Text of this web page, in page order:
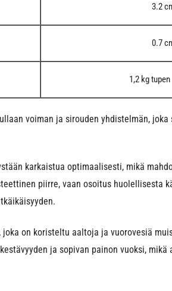
3.2
0.7
1,2 kg
voiman ja sirouden yhdistelmän,
karkaistua optimaalisesti, mikä
piirre, vaan osoitus huolellisesta
on koristeltu aaltoja ja vuorovesiä
ja sopivan painon vuoksi,